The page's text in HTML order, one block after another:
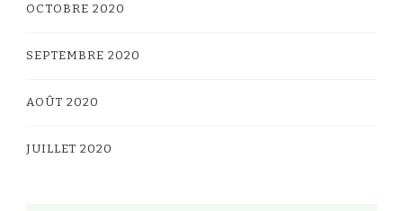
OCTOBRE 2020
SEPTEMBRE 2020
AOÛT 2020
JUILLET 2020